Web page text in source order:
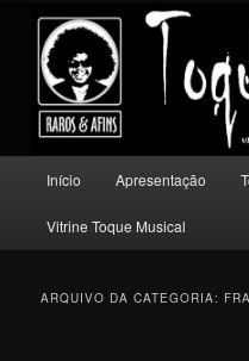
conteúdo
principal
conteúdo
secundário
Toque Musical
Um lugar para quem escuta
principal
Início Apresentação
Vitrine Toque Musical
ARQUIVO DA CATEGORIA: